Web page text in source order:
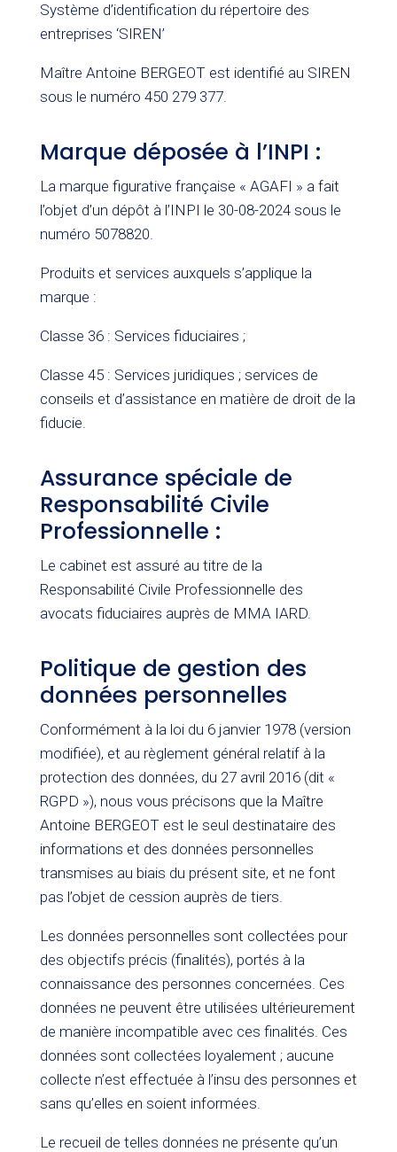
Système d’identification du répertoire des
entreprises ‘SIREN’
Maître Antoine BERGEOT est identifié au SIREN
sous le numéro 450 279 377.
Marque déposée à l’INPI :
La marque figurative française « AGAFI » a fait
l’objet d’un dépôt à l’INPI le 30-08-2024 sous le
numéro 5078820.
Produits et services auxquels s’applique la
marque :
Classe 36 : Services fiduciaires ;
Classe 45 : Services juridiques ; services de
conseils et d’assistance en matière de droit de la
fiducie.
Assurance spéciale de
Responsabilité Civile
Professionnelle :
Le cabinet est assuré au titre de la
Responsabilité Civile Professionnelle des
avocats fiduciaires auprès de MMA IARD.
Politique de gestion des
données personnelles
Conformément à la loi du 6 janvier 1978 (version
modifiée), et au règlement général relatif à la
protection des données, du 27 avril 2016 (dit «
RGPD »), nous vous précisons que la Maître
Antoine BERGEOT est le seul destinataire des
informations et des données personnelles
transmises au biais du présent site, et ne font
pas l’objet de cession auprès de tiers.
Les données personnelles sont collectées pour
des objectifs précis (finalités), portés à la
connaissance des personnes concernées. Ces
données ne peuvent être utilisées ultérieurement
de manière incompatible avec ces finalités. Ces
données sont collectées loyalement ; aucune
collecte n’est effectuée à l’insu des personnes et
sans qu’elles en soient informées.
Le recueil de telles données ne présente qu’un